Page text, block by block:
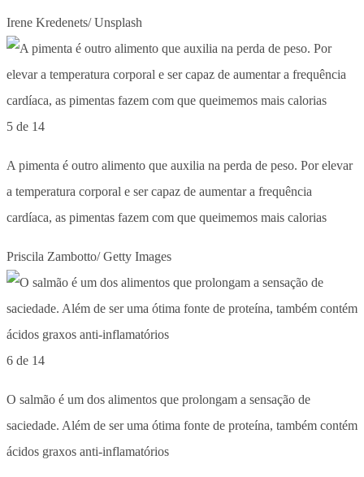
Irene Kredenets/ Unsplash
5 de 14
A pimenta é outro alimento que auxilia na perda de peso. Por elevar
a temperatura corporal e ser capaz de aumentar a frequência
cardíaca, as pimentas fazem com que queimemos mais calorias
Priscila Zambotto/ Getty Images
6 de 14
O salmão é um dos alimentos que prolongam a sensação de
saciedade. Além de ser uma ótima fonte de proteína, também contém
ácidos graxos anti-inflamatórios